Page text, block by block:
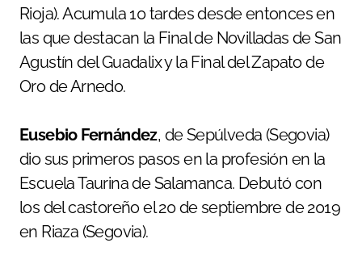
Rioja). Acumula 10 tardes desde entonces en
las que destacan la Final de Novilladas de San
Agustín del Guadalix y la Final del Zapato de
Oro de Arnedo.
Eusebio Fernández, de Sepúlveda (Segovia)
dio sus primeros pasos en la profesión en la
Escuela Taurina de Salamanca. Debutó con
los del castoreño el 20 de septiembre de 2019
en Riaza (Segovia).